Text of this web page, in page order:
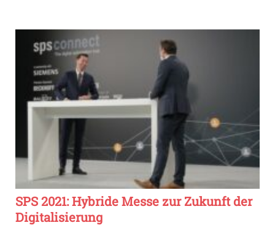
SPS 2021: Hybride Messe zur Zukunft der
Digitalisierung